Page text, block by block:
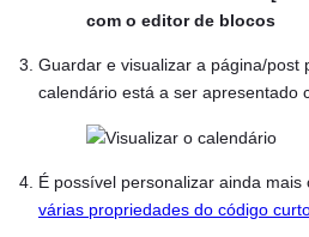
Guardar e visualizar a página/post
calendário está a ser apresentado
É possível personalizar ainda
várias propriedades do código